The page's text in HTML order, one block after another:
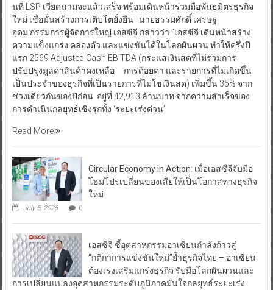
นที่ LSP เวียดนามจะแล้วเสร็จ พร้อมเดินหน้าร่วมมือพันธมิตรธุรกิจ
ใหม่ เชื่อมั่นสร้างการเติบโตยั่งยืน นายธรรมศักดิ์ เศรษฐ
อุดม กรรมการผู้จัดการใหญ่ เอสซีจี กล่าวว่า “เอสซีจี เดินหน้าสร้าง
ความแข็งแกร่ง คล่องตัว และแข่งขันได้ในโลกผันผวน ทำให้ครึ่งปี
แรก 2569 Adjusted Cash EBITDA (กระแสเงินสดที่ไม่รวมการ
ปรับปรุงมูลค่าสินค้าคงเหลือ การด้อยค่า และรายการที่ไม่เกิดขึ้น
เป็นประจำของธุรกิจที่เป็นรายการที่ไม่ใช่เงินสด) เพิ่มขึ้น 35% จาก
ช่วงเดียวกันของปีก่อน อยู่ที่ 42,913 ล้านบาท จากความสำเร็จของ
การดำเนินกลยุทธ์เชิงรุกทั้ง ‘ระยะเร่งด่วน’
Read More
Circular Economy in Action: เมื่อเอสซีจีจับมือ
โฮมโปรเปลี่ยนของเสียให้เป็นโอกาสทางธุรกิจ
ใหม่
July 5, 2026 0
เอสซีจี ชี้อุตสาหกรรมอาเซียนกำลังก้าวสู่
“กติกาการแข่งขันใหม่”ย้ำธุรกิจไทย – อาเซียน
ต้องเร่งเสริมแกร่งธุรกิจ รับมือโลกผันผวนและ
การเปลี่ยนแปลงอุตสาหกรรมระดับภูมิภาคมั่นใจกลยุทธ์ระยะเร่ง